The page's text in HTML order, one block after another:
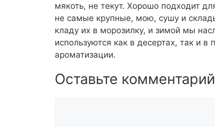
мякоть, не текут. Хорошо подходит
не самые крупные, мою, сушу и
кладу их в морозилку, и зимой мы
используются как в десертах, так и
ароматизации.
Оставьте комментарий